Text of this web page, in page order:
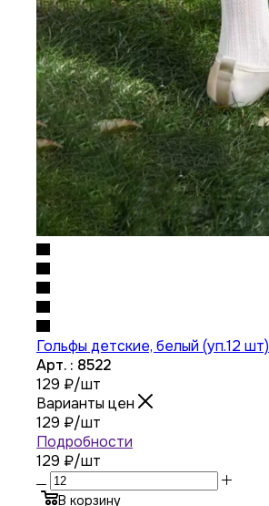
Гольфы детские, белый (уп.12 шт)
Арт. : 8522
129 ₽/шт
Варианты цен
129 ₽/шт
Подробности
129 ₽/шт
В корзину